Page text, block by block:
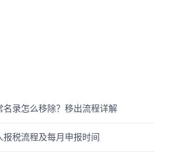
名录怎么移除？移出流程详解
报税流程及每月申报时间